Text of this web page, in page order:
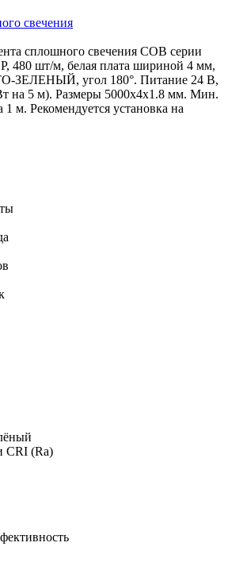
свечения
сплошного свечения COB серии
480 шт/м, белая плата шириной 4 мм,
ЗЕЛЕНЫЙ, угол 180°. Питание 24 В,
на 5 м). Размеры 5000х4х1.8 мм. Мин.
м. Рекомендуется установка на
CRI (Ra)